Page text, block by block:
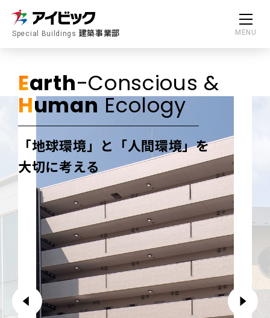
Special Buildings 建築事業部 MENU
Earth-Conscious &
HumanEcology
「地球環境」と「人間環境」を
大切に考える